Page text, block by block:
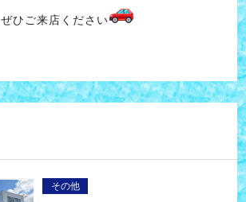
ぜひご来店ください
その他